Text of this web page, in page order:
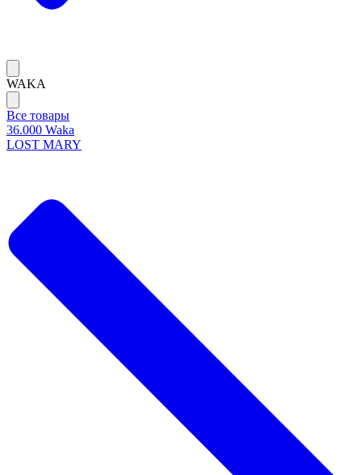
WAKA
Все товары
36.000 Waka
LOST MARY